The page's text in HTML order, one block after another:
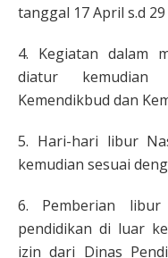
tanggal 17 April s.d
4. Kegiatan dalam
diatur kemudian
Kemendikbud dan
5. Hari-hari libur
kemudian sesuai
6. Pemberian
pendidikan di luar
izin dari Dinas